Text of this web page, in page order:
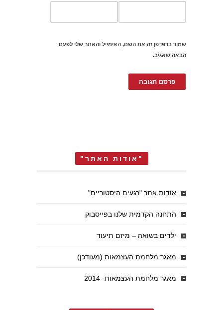
שמור בדפדפן זה את השם, האימייל והאתר שלי לפעם
הבאה שאגיב.
"אודות האתר"
אודות אתר "רגעים היסטוריים"
התחנה הקדמית שלנו בפייסבוק
ילדים בשואה – מיזם תיעוד
מאגר מלחמת העצמאות (מעודכן)
מאגר מלחמת העצמאות- 2014